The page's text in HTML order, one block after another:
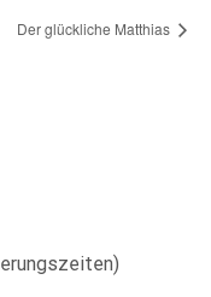
Der glückliche Matthias